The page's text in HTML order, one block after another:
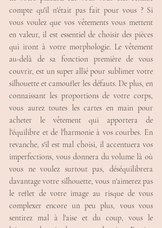
compte qu'il n'était pas fait pour vous ? Si
vous voulez que vos vêtements vous mettent
en valeur, il est essentiel de choisir des pièces
qui iront à votre morphologie. Le vêtement
au-delà de sa fonction première de vous
couvrir, est un super allié pour sublimer votre
silhouette et camoufler les défauts. De plus, en
connaissant les proportions de votre corps,
vous aurez toutes les cartes en main pour
acheter le vêtement qui apportera de
l'équilibre et de l'harmonie à vos courbes. En
revanche, s'il est mal choisi, il accentuera vos
imperfections, vous donnera du volume là où
vous ne voulez surtout pas, déséquilibrera
davantage votre silhouette, vous n'aimerez pas
le reflet de votre image au risque de vous
complexer encore un peu plus, vous vous
sentirez mal à l'aise et du coup, vous le